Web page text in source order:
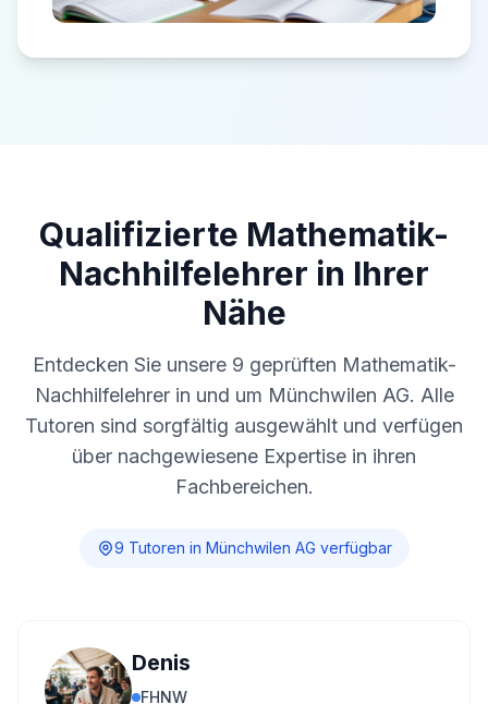
Qualifizierte Mathematik-
Nachhilfelehrer in Ihrer
Nähe
Entdecken Sie unsere 9 geprüften Mathematik-
Nachhilfelehrer in und um Münchwilen AG. Alle
Tutoren sind sorgfältig ausgewählt und verfügen
über nachgewiesene Expertise in ihren
Fachbereichen.
9 Tutoren in Münchwilen AG verfügbar
Denis
FHNW